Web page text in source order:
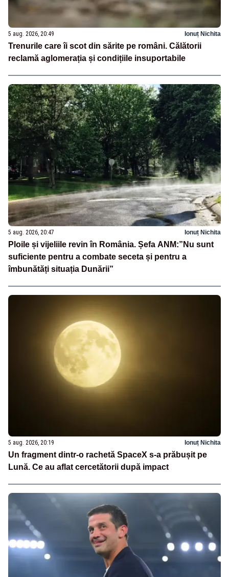
5 aug. 2026, 20:49 Ionuț Nichita
Trenurile care îi scot din sărite pe români. Călătorii
reclamă aglomerația și condițiile insuportabile
5 aug. 2026, 20:47 Ionuț Nichita
Ploile și vijeliile revin în România. Șefa ANM:”Nu sunt
suficiente pentru a combate seceta și pentru a
îmbunătăți situația Dunării”
5 aug. 2026, 20:19 Ionuț Nichita
Un fragment dintr-o rachetă SpaceX s-a prăbușit pe
Lună. Ce au aflat cercetătorii după impact